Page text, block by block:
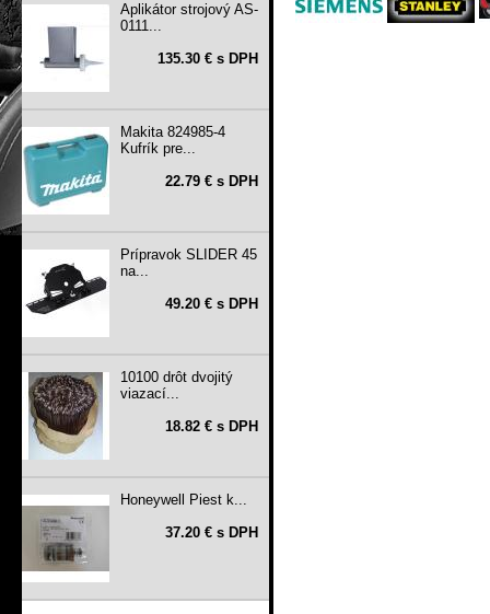
Aplikátor strojový AS-
0111...
135.30 € s DPH
Makita 824985-4
Kufrík pre...
22.79 € s DPH
Prípravok SLIDER 45
na...
49.20 € s DPH
10100 drôt dvojitý
viazací...
18.82 € s DPH
Honeywell Piest k...
37.20 € s DPH